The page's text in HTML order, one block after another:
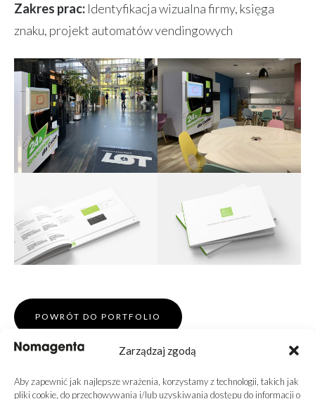
Zarządzaj zgodą
Aby zapewnić jak najlepsze wrażenia, korzystamy z technologii, takich jak
pliki cookie, do przechowywania i/lub uzyskiwania dostępu do informacji o
Zakres prac: Identyfikacja wizualna firmy, księga
znaku, projekt automatów vendingowych
POWRÓT DO PORTFOLIO